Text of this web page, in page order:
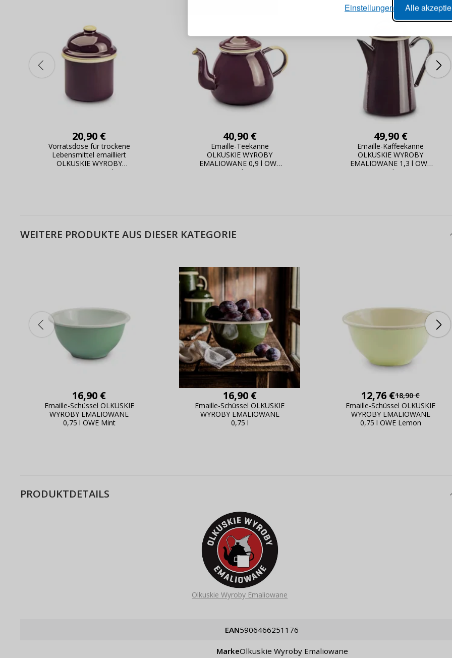
Alle
Einstellungen
20,90 €
Vorratsdose für trockene
Lebensmittel emailliert
OLKUSKIE WYROBY
EMALIOWANE 0,35 l OWE
40,90 €
Emaille-Teekanne
OLKUSKIE WYROBY
EMALIOWANE 0,9 l OWE
Eggplant
49,90 €
Emaille-Kaffeekanne
OLKUSKIE WYROBY
EMALIOWANE 1,3 l OWE
Eggplant
WEITERE PRODUKTE AUS DIESER KATEGORIE
16,90 €
Emaille-Schüssel OLKUSKIE
WYROBY EMALIOWANE
0,75 l OWE Mint
16,90 €
Emaille-Schüssel OLKUSKIE
WYROBY EMALIOWANE
0,75 l
12,76 €18,90 €
Emaille-Schüssel OLKUSKIE
WYROBY EMALIOWANE
0,75 l OWE Lemon
PRODUKTDETAILS
Olkuskie Wyroby Emaliowane
EAN 5906466251176
Marke Olkuskie Wyroby Emaliowane
Live-Überblick über Änderungen an der
Bestellung,
Passwort